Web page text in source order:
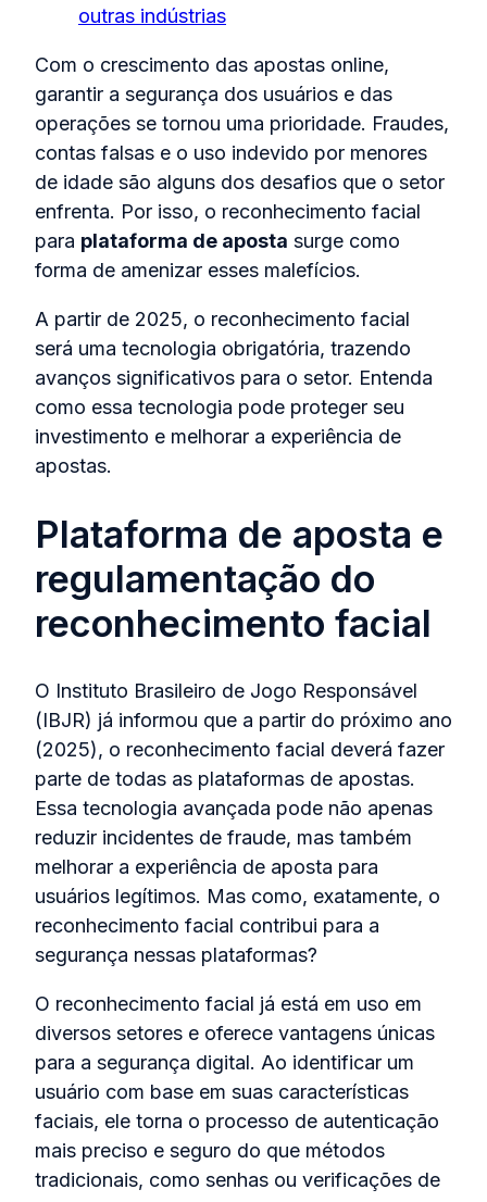
outras indústrias
Com o crescimento das apostas online,
garantir a segurança dos usuários e das
operações se tornou uma prioridade. Fraudes,
contas falsas e o uso indevido por menores
de idade são alguns dos desafios que o setor
enfrenta. Por isso, o reconhecimento facial
para plataforma de aposta surge como
forma de amenizar esses malefícios.
A partir de 2025, o reconhecimento facial
será uma tecnologia obrigatória, trazendo
avanços significativos para o setor. Entenda
como essa tecnologia pode proteger seu
investimento e melhorar a experiência de
apostas.
Plataforma de aposta e
regulamentação do
reconhecimento facial
O Instituto Brasileiro de Jogo Responsável
(IBJR) já informou que a partir do próximo ano
(2025), o reconhecimento facial deverá fazer
parte de todas as plataformas de apostas.
Essa tecnologia avançada pode não apenas
reduzir incidentes de fraude, mas também
melhorar a experiência de aposta para
usuários legítimos. Mas como, exatamente, o
reconhecimento facial contribui para a
segurança nessas plataformas?
O reconhecimento facial já está em uso em
diversos setores e oferece vantagens únicas
para a segurança digital. Ao identificar um
usuário com base em suas características
faciais, ele torna o processo de autenticação
mais preciso e seguro do que métodos
tradicionais, como senhas ou verificações de